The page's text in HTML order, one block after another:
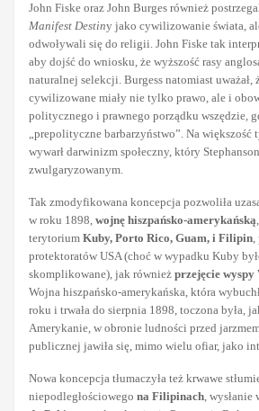
John Fiske oraz John Burges również
Manifest Destiny jako cywilizowanie świata,
odwoływali się do religii. John Fiske tak
aby dojść do wniosku, że wyższość rasy
naturalnej selekcji. Burgess natomiast uważał,
cywilizowane miały nie tylko prawo, ale i
politycznego i prawnego porządku wszędzie,
„prepolityczne barbarzyństwo”. Na większość
wywarł darwinizm społeczny, który
zwulgaryzowanym.
Tak zmodyfikowana koncepcja pozwoliła
w roku 1898, wojnę hiszpańsko-amerykańską
terytorium Kuby, Porto Rico, Guam, i Filipin,
protektoratów USA (choć w wypadku Kuby
skomplikowane), jak również przejęcie wyspy
Wojna hiszpańsko-amerykańska, która
roku i trwała do sierpnia 1898, toczona była,
Amerykanie, w obronie ludności przed
publicznej jawiła się, mimo wielu ofiar, jako
Nowa koncepcja tłumaczyła też krwawe
niepodległościowego na Filipinach, wysłanie